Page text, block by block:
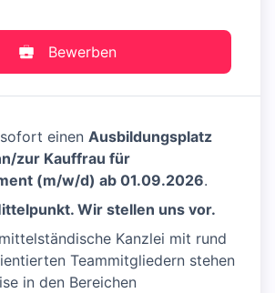
Bewerben
einen Ausbildungsplatz
zur Kauffrau für
(m/w/d) ab 01.09.2026.
Wir stellen uns vor.
Kanzlei mit rund
Teammitgliedern stehen
in den Bereichen